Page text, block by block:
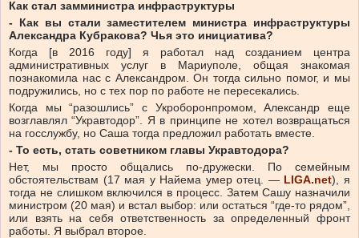
Как стал замминистра инфраструктуры
- Как вы стали заместителем министра инфраструктуры
Александра Кубракова? Чья это инициатива?
Когда [в 2016 году] я работал над созданием центра
административных услуг в Мариуполе, общая знакомая
познакомила нас с Александром. Он тогда сильно помог, и мы
подружились, но с тех пор по работе не пересекались.
Когда мы “разошлись” с Укроборонпромом, Александр еще
возглавлял “Укравтодор”. Я в принципе не хотел возвращаться
на госслужбу, но Саша тогда предложил работать вместе.
- То есть, стать советником главы Укравтодора?
Нет, мы просто общались по-дружески. По семейным
обстоятельствам (17 мая у Найема умер отец. — LIGA.net), я
тогда не слишком включился в процесс. Затем Сашу назначили
министром (20 мая) и встал выбор: или остаться “где-то рядом”,
или взять на себя ответственность за определенный фронт
работы. Я выбрал второе.